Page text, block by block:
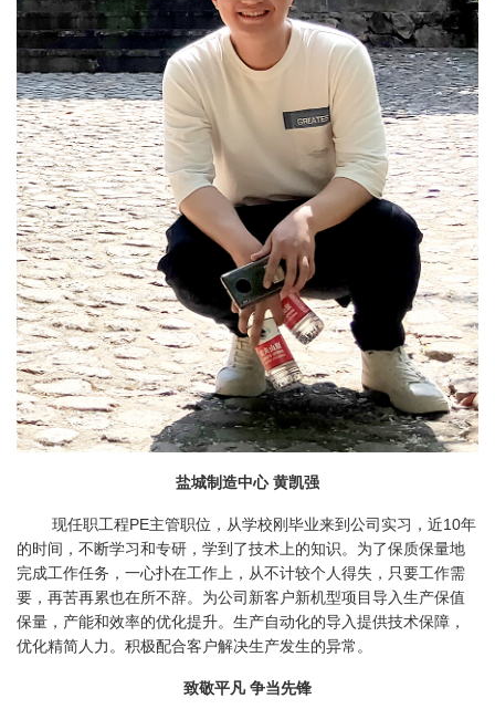
盐城制造中心 黄凯强
现任职工程PE主管职位，从学校刚毕业来到公司实习，近10年
的时间，不断学习和专研，学到了技术上的知识。为了保质保量地
完成工作任务，一心扑在工作上，从不计较个人得失，只要工作需
要，再苦再累也在所不辞。为公司新客户新机型项目导入生产保值
保量，产能和效率的优化提升。生产自动化的导入提供技术保障，
优化精简人力。积极配合客户解决生产发生的异常。
致敬平凡 争当先锋